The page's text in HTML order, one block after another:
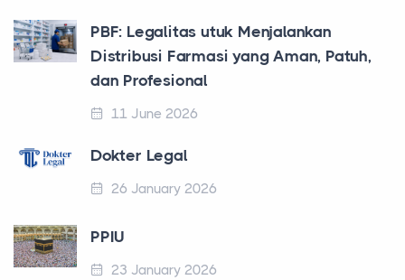
PBF: Legalitas utuk Menjalankan
Distribusi Farmasi yang Aman, Patuh,
dan Profesional
11 June 2026
Dokter Legal
26 January 2026
PPIU
23 January 2026